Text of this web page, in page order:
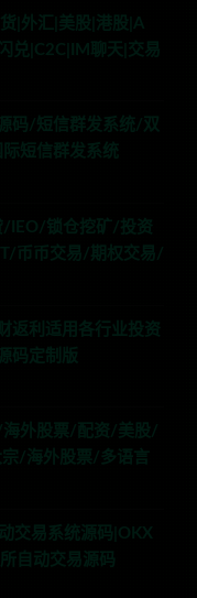
|外汇|美股|港股|A
兑|C2C|IM聊天|交易
码/短信群发系统/双
短信群发系统
/IEO/锁仓挖矿/投资
币币交易/期权交易/
返利适用各行业投资
码定制版
海外股票/配资/美股/
/海外股票/多语言
交易系统源码|OKX
自动交易源码